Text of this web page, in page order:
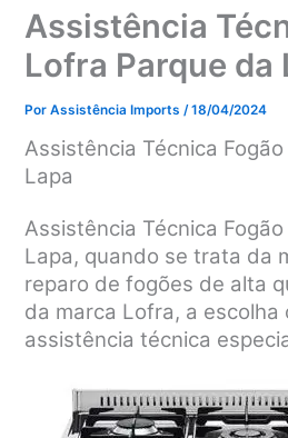
Assistência
Lofra Parque da
PorAssistência Imports/18/04/2024
Assistência Técnica
Lapa
Assistência Técnica
Lapa, quando se trata da
reparo de fogões de alta
da marca Lofra, a escolha
assistência técnica